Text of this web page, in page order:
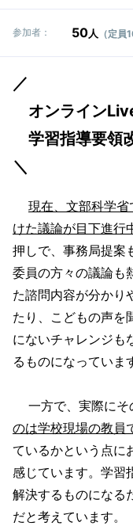
参加者： 50人 （定員
／
オンライン
学習指導要領
＼
現在、文部科学
けた議論が目下進行
押しで、事務局提案
委員の方々の議論も
た諮問内容が分かり
たり、こどもの声を
にないチャレンジも
るものになっていま
一方で、実際にそ
のは学校現場の教員
ているかという点に
感じています。学習
解決するものになる
だと考えています。